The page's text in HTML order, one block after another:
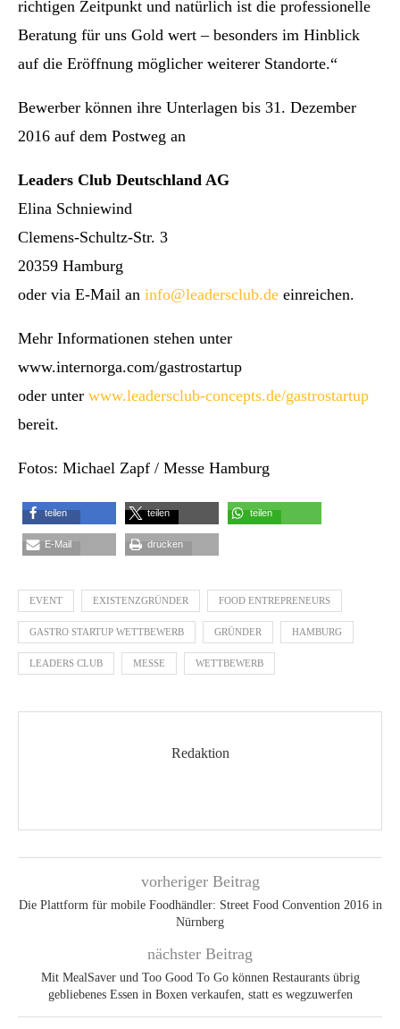
richtigen Zeitpunkt und natürlich ist die professionelle
Beratung für uns Gold wert – besonders im Hinblick
auf die Eröffnung möglicher weiterer Standorte.“
Bewerber können ihre Unterlagen bis 31. Dezember
2016 auf dem Postweg an
Leaders Club Deutschland AG
Elina Schniewind
Clemens-Schultz-Str. 3
20359 Hamburg
oder via E-Mail an info@leadersclub.de einreichen.
Mehr Informationen stehen unter
www.internorga.com/gastrostartup
oder unter www.leadersclub-concepts.de/gastrostartup
bereit.
Fotos: Michael Zapf / Messe Hamburg
teilen teilen teilen
E-Mail drucken
EVENT EXISTENZGRÜNDER FOOD ENTREPRENEURS
GASTRO STARTUP WETTBEWERB GRÜNDER HAMBURG
LEADERS CLUB MESSE WETTBEWERB
Redaktion
vorheriger Beitrag
Die Plattform für mobile Foodhändler: Street Food Convention 2016 in
Nürnberg
nächster Beitrag
Mit MealSaver und Too Good To Go können Restaurants übrig
gebliebenes Essen in Boxen verkaufen, statt es wegzuwerfen